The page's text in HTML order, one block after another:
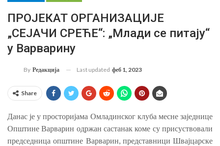
ПРОЈЕКАТ ОРГАНИЗАЦИЈЕ
„СЕЈАЧИ СРЕЋЕ“: „Млади се питају“
у Варварину
By Редакција Last updated феб 1, 2023
Share
Данас је у просторијама Омладинског клуба месне заједнице
Општине Варварин одржан састанак коме су присуствовали
председница општине Варварин, представници Швајцарске